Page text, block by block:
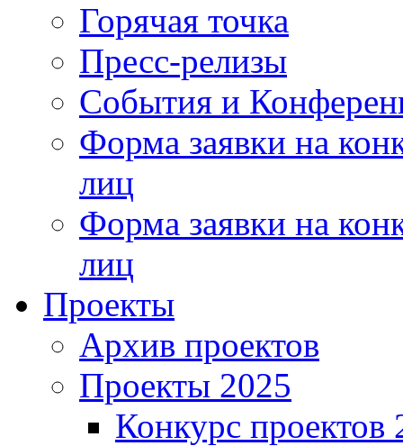
Горячая точка
Пресс-релизы
События и
Форма заявки на
лиц
Форма заявки на
лиц
Проекты
Архив проектов
Проекты 2025
Конкурс проектов